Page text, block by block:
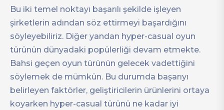
Bu iki temel noktayı başarılı şekilde işleyen
şirketlerin adından söz ettirmeyi başardığını
söyleyebiliriz. Diğer yandan hyper-casual oyun
türünün dünyadaki popülerliği devam etmekte.
Bahsi geçen oyun türünün gelecek vadettiğini
söylemek de mümkün. Bu durumda başarıyı
belirleyen faktörler, geliştiricilerin ürünlerini ortaya
koyarken hyper-casual türünü ne kadar iyi